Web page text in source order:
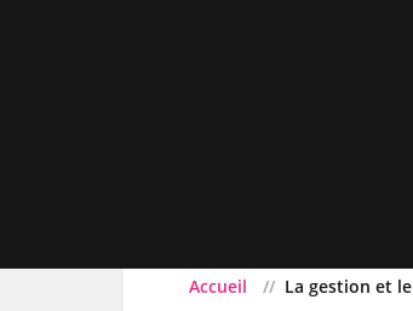
Accueil La gestion et